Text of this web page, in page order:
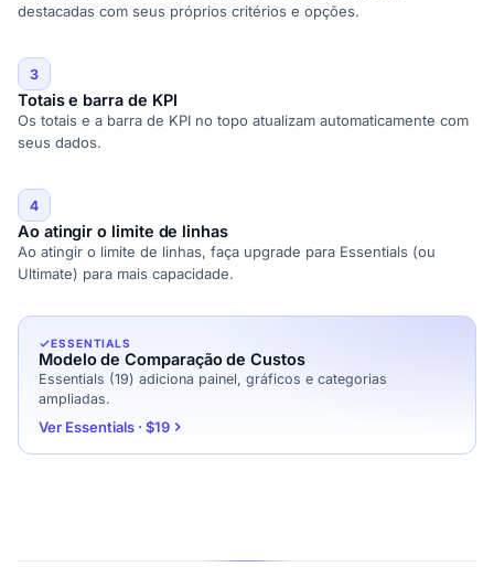
destacadas com seus próprios critérios e opções.
3
Totais e barra de KPI
Os totais e a barra de KPI no topo atualizam automaticamente com
seus dados.
4
Ao atingir o limite de linhas
Ao atingir o limite de linhas, faça upgrade para Essentials (ou
Ultimate) para mais capacidade.
ESSENTIALS
Modelo de Comparação de Custos
Essentials (19) adiciona painel, gráficos e categorias
ampliadas.
Ver Essentials · $19